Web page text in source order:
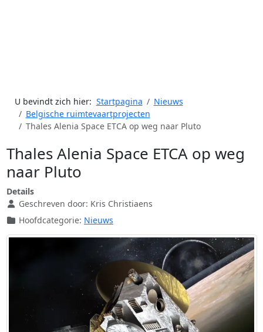
U bevindt zich hier: Startpagina
Nieuws
Belgische ruimtevaartprojecten
Thales Alenia Space ETCA op weg naar Pluto
Thales Alenia Space ETCA op weg
naar Pluto
Details
Geschreven door: Kris Christiaens
Hoofdcategorie: Nieuws